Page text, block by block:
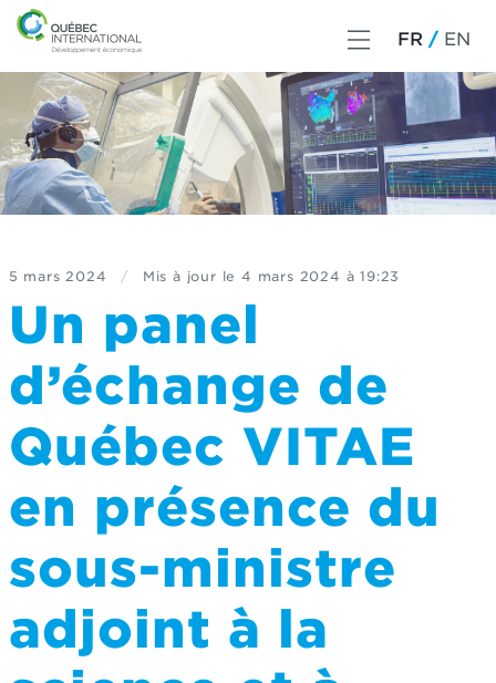
FR EN
5 mars 2024 / Mis à jour le 4 mars 2024 à 19:23
Un panel
d’échange de
Québec VITAE
en présence du
sous-ministre
adjoint à la